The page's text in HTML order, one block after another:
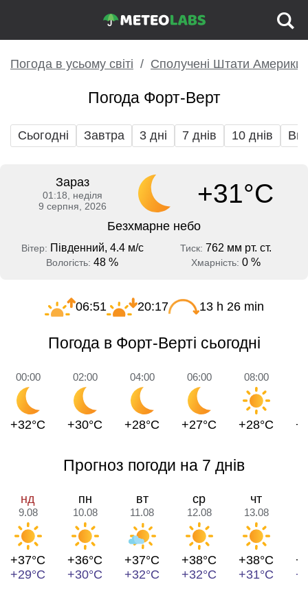
Погода в усьому світі Сполучені Штати Америки
Погода Форт-Верт
Сьогодні Завтра 3 дні 7 днів 10 днів
Зараз
01:18, неділя
9 серпня, 2026
+31°C
Безхмарне небо
Вітер: Південний, 4.4 м/с Тиск: 762 мм рт. ст.
Вологість: 48 % Хмарність: 0 %
06:51 20:17 13 h 26 min
Погода в Форт-Верті сьогодні
00:00
+32°C
02:00
+30°C
04:00
+28°C
06:00
+27°C
08:00
+28°C
Прогноз погоди на 7 днів
нд
9.08
+37°C
+29°C
пн
10.08
+36°C
+30°C
вт
11.08
+37°C
+32°C
ср
12.08
+38°C
+32°C
чт
13.08
+38°C
+31°C